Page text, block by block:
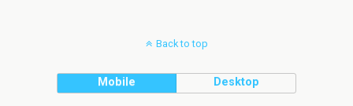
Back to top
Mobile Desktop